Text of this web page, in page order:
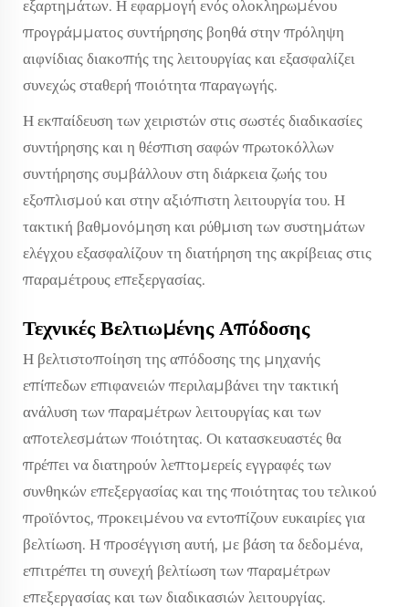
εξαρτημάτων. Η εφαρμογή ενός ολοκληρωμένου
προγράμματος συντήρησης βοηθά στην πρόληψη
αιφνίδιας διακοπής της λειτουργίας και εξασφαλίζει
συνεχώς σταθερή ποιότητα παραγωγής.
Η εκπαίδευση των χειριστών στις σωστές διαδικασίες
συντήρησης και η θέσπιση σαφών πρωτοκόλλων
συντήρησης συμβάλλουν στη διάρκεια ζωής του
εξοπλισμού και στην αξιόπιστη λειτουργία του. Η
τακτική βαθμονόμηση και ρύθμιση των συστημάτων
ελέγχου εξασφαλίζουν τη διατήρηση της ακρίβειας στις
παραμέτρους επεξεργασίας.
Τεχνικές Βελτιωμένης Απόδοσης
Η βελτιστοποίηση της απόδοσης της μηχανής
επίπεδων επιφανειών περιλαμβάνει την τακτική
ανάλυση των παραμέτρων λειτουργίας και των
αποτελεσμάτων ποιότητας. Οι κατασκευαστές θα
πρέπει να διατηρούν λεπτομερείς εγγραφές των
συνθηκών επεξεργασίας και της ποιότητας του τελικού
προϊόντος, προκειμένου να εντοπίζουν ευκαιρίες για
βελτίωση. Η προσέγγιση αυτή, με βάση τα δεδομένα,
επιτρέπει τη συνεχή βελτίωση των παραμέτρων
επεξεργασίας και των διαδικασιών λειτουργίας.